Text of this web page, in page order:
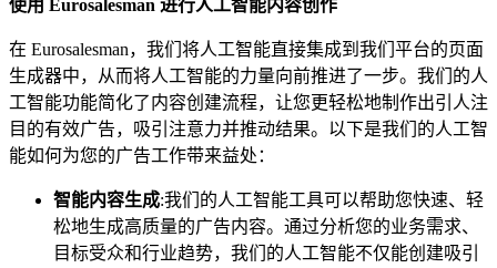
使用 Eurosalesman 进行人工智能内容创作
在 Eurosalesman，我们将人工智能直接集成到我们平台的页面
生成器中，从而将人工智能的力量向前推进了一步。我们的人
工智能功能简化了内容创建流程，让您更轻松地制作出引人注
目的有效广告，吸引注意力并推动结果。以下是我们的人工智
能如何为您的广告工作带来益处：
智能内容生成:我们的人工智能工具可以帮助您快速、轻
松地生成高质量的广告内容。通过分析您的业务需求、
目标受众和行业趋势，我们的人工智能不仅能创建吸引